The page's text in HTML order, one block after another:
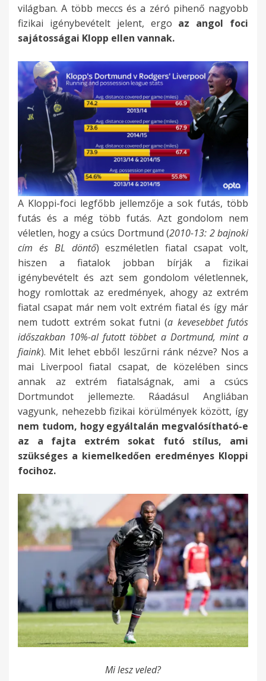
világban. A több meccs és a zéró pihenő nagyobb
fizikai igénybevételt jelent, ergo az angol foci
sajátosságai Klopp ellen vannak.
A Kloppi-foci legfőbb jellemzője a sok futás, több
futás és a még több futás. Azt gondolom nem
véletlen, hogy a csúcs Dortmund (2010-13: 2 bajnoki
cím és BL döntő) eszméletlen fiatal csapat volt,
hiszen a fiatalok jobban bírják a fizikai
igénybevételt és azt sem gondolom véletlennek,
hogy romlottak az eredmények, ahogy az extrém
fiatal csapat már nem volt extrém fiatal és így már
nem tudott extrém sokat futni (a kevesebbet futós
időszakban 10%-al futott többet a Dortmund, mint a
fiaink). Mit lehet ebből leszűrni ránk nézve? Nos a
mai Liverpool fiatal csapat, de közelében sincs
annak az extrém fiatalságnak, ami a csúcs
Dortmundot jellemezte. Ráadásul Angliában
vagyunk, nehezebb fizikai körülmények között, így
nem tudom, hogy egyáltalán megvalósítható-e
az a fajta extrém sokat futó stílus, ami
szükséges a kiemelkedően eredményes Kloppi
focihoz.
Mi lesz veled?